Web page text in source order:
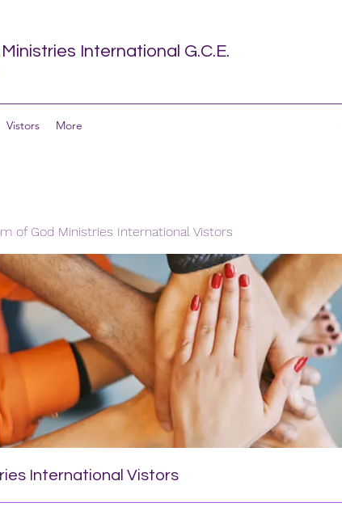
International G.C.E.
Vistors More
of God Ministries International Vistors
International Vistors